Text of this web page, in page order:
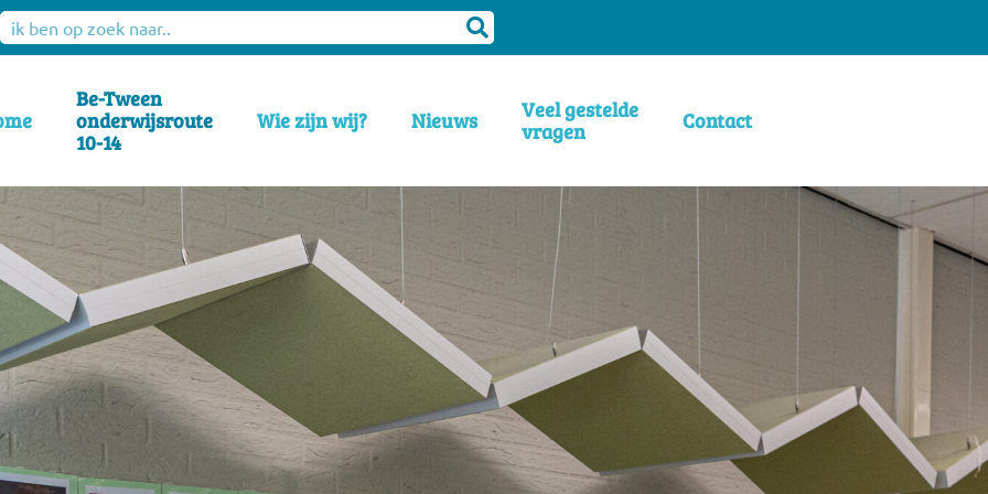
Be-Tween
onderwijsroute
10-14
Wie zijn wij? Nieuws
Veel gestelde
vragen
Contact